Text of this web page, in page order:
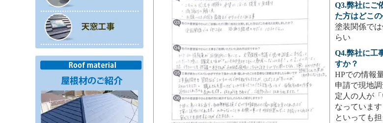
Q3.弊社にご
た方はどこ
塗装関係で
らい
Q4.弊社に工
すか？
HPでの情報
申請で現地
定人の人が
なっていま
といっても